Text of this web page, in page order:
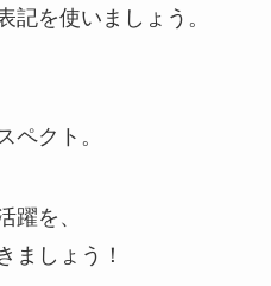
記を使いましょう。
ペクト。
躍を、
ましょう！